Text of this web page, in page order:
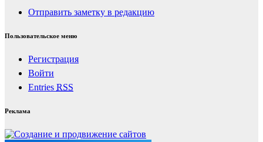
Отправить заметку в редакцию
Пользовательское меню
Регистрация
Войти
Entries RSS
Реклама